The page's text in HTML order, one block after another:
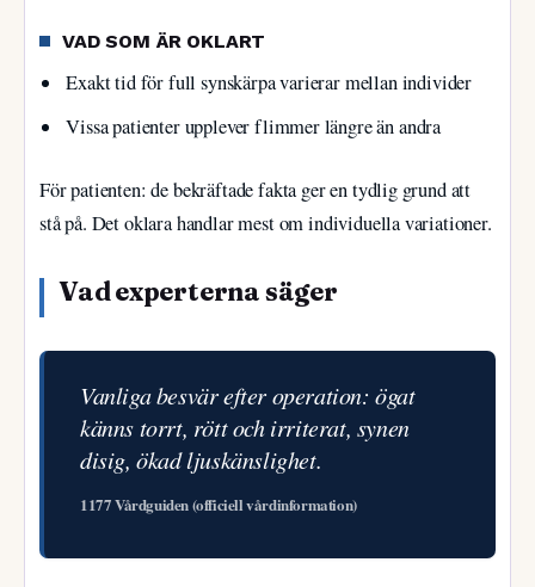
VAD SOM ÄR OKLART
Exakt tid för full synskärpa varierar mellan individer
Vissa patienter upplever flimmer längre än andra
För patienten: de bekräftade fakta ger en tydlig grund att
stå på. Det oklara handlar mest om individuella variationer.
Vad experterna säger
Vanliga besvär efter operation: ögat
känns torrt, rött och irriterat, synen
disig, ökad ljuskänslighet.
1177 Vårdguiden (officiell vårdinformation)